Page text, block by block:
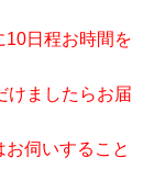
10日程お時間を
けましたらお届
伺いすること